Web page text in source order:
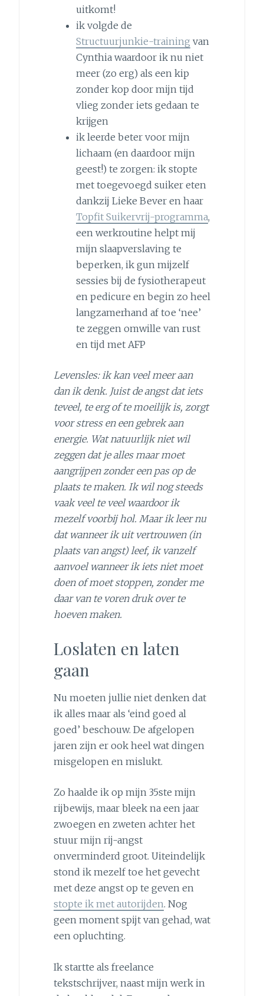
uitkomt!
ik volgde de
Structuurjunkie-training van
Cynthia waardoor ik nu niet
meer (zo erg) als een kip
zonder kop door mijn tijd
vlieg zonder iets gedaan te
krijgen
ik leerde beter voor mijn
lichaam (en daardoor mijn
geest!) te zorgen: ik stopte
met toegevoegd suiker eten
dankzij Lieke Bever en haar
Topfit Suikervrij-programma,
een werkroutine helpt mij
mijn slaapverslaving te
beperken, ik gun mijzelf
sessies bij de fysiotherapeut
en pedicure en begin zo heel
langzamerhand af toe ‘nee’
te zeggen omwille van rust
en tijd met AFP
Levensles: ik kan veel meer aan
dan ik denk. Juist de angst dat iets
teveel, te erg of te moeilijk is, zorgt
voor stress en een gebrek aan
energie. Wat natuurlijk niet wil
zeggen dat je alles maar moet
aangrijpen zonder een pas op de
plaats te maken. Ik wil nog steeds
vaak veel te veel waardoor ik
mezelf voorbij hol. Maar ik leer nu
dat wanneer ik uit vertrouwen (in
plaats van angst) leef, ik vanzelf
aanvoel wanneer ik iets niet moet
doen of moet stoppen, zonder me
daar van te voren druk over te
hoeven maken.
Loslaten en laten
gaan
Nu moeten jullie niet denken dat
ik alles maar als ‘eind goed al
goed’ beschouw. De afgelopen
jaren zijn er ook heel wat dingen
misgelopen en mislukt.
Zo haalde ik op mijn 35ste mijn
rijbewijs, maar bleek na een jaar
zwoegen en zweten achter het
stuur mijn rij-angst
onverminderd groot. Uiteindelijk
stond ik mezelf toe het gevecht
met deze angst op te geven en
stopte ik met autorijden. Nog
geen moment spijt van gehad, wat
een opluchting.
Ik startte als freelance
tekstschrijver, naast mijn werk in